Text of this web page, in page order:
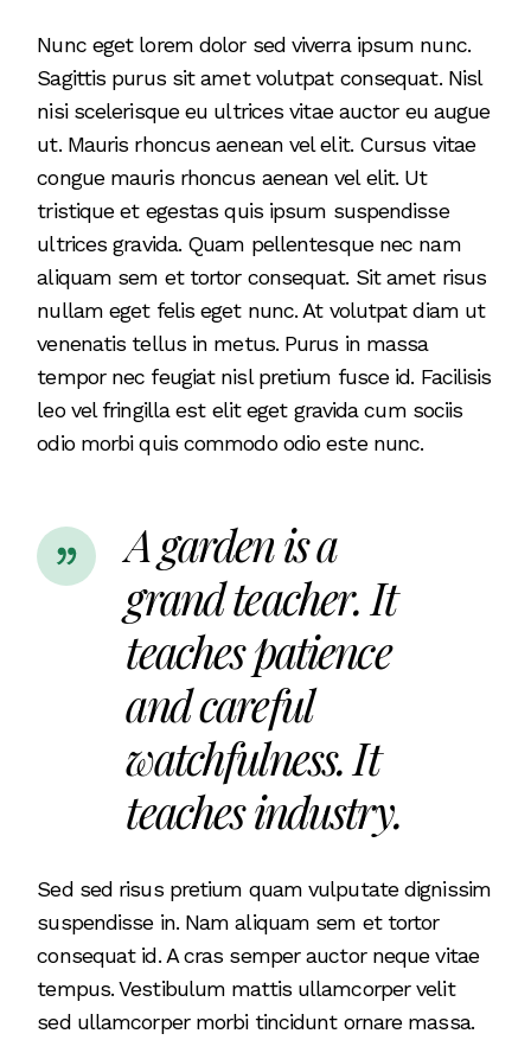
Nunc eget lorem dolor sed viverra ipsum nunc.
Sagittis purus sit amet volutpat consequat. Nisl
nisi scelerisque eu ultrices vitae auctor eu augue
ut. Mauris rhoncus aenean vel elit. Cursus vitae
congue mauris rhoncus aenean vel elit. Ut
tristique et egestas quis ipsum suspendisse
ultrices gravida. Quam pellentesque nec nam
aliquam sem et tortor consequat. Sit amet risus
nullam eget felis eget nunc. At volutpat diam ut
venenatis tellus in metus. Purus in massa
tempor nec feugiat nisl pretium fusce id. Facilisis
leo vel fringilla est elit eget gravida cum sociis
odio morbi quis commodo odio este nunc.
A garden is a
grand teacher. It
teaches patience
and careful
watchfulness. It
teaches industry.
Sed sed risus pretium quam vulputate dignissim
suspendisse in. Nam aliquam sem et tortor
consequat id. A cras semper auctor neque vitae
tempus. Vestibulum mattis ullamcorper velit
sed ullamcorper morbi tincidunt ornare massa.